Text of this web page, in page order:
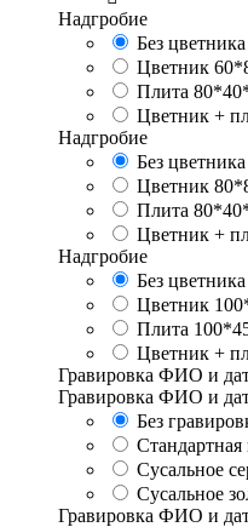
Надгробие
Без цветника
Цветник
Плита
Цветник +
Надгробие
Без цветника
Цветник
Плита
Цветник +
Надгробие
Без цветника
Цветник
Плита
Цветник +
Гравировка ФИО и
Гравировка ФИО и
Без
Стандартная
Сусальное
Сусальное
Гравировка ФИО и